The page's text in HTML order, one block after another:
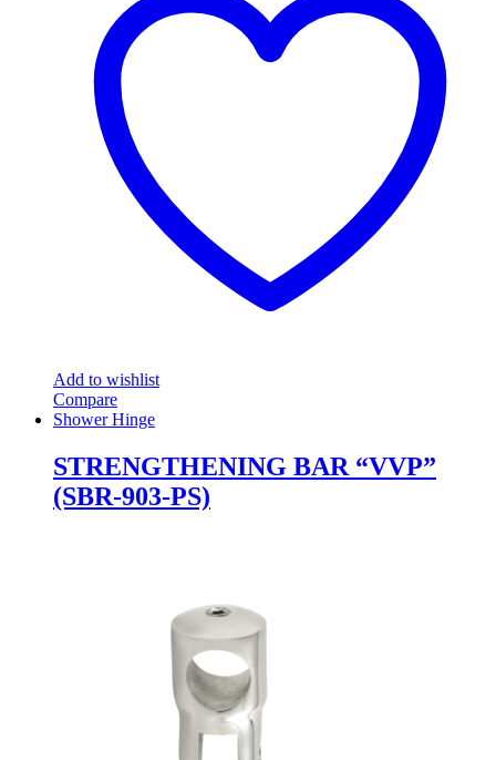
Add to wishlist
Compare
Shower Hinge
STRENGTHENING BAR “VVP”
(SBR-903-PS)